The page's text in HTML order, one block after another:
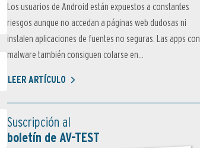
Los usuarios de Android están expuestos a constantes
riesgos aunque no accedan a páginas web dudosas ni
instalen aplicaciones de fuentes no seguras. Las apps con
malware también consiguen colarse en...
LEER ARTÍCULO
Suscripción al
boletín de AV-TEST